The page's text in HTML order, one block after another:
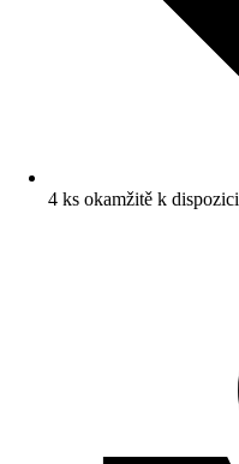
4 ks okamžitě k dispozici